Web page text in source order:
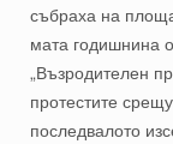
събраха на
мата годишнина
„Възродителен
протестите
последвалото